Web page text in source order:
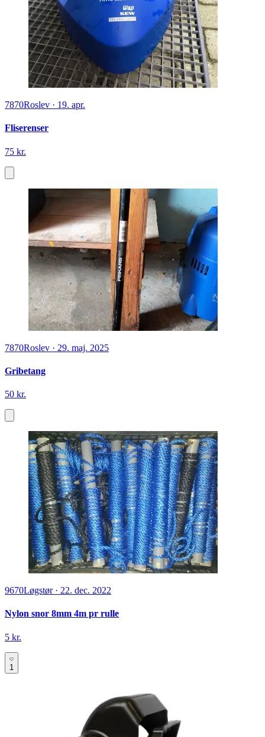
7870Roslev · 19. apr.
Fliserenser
75 kr.
7870Roslev · 29. maj. 2025
Gribetang
50 kr.
9670Løgstør· 22. dec. 2022
Nylon snor 8mm 4m pr rulle
5 kr.
1